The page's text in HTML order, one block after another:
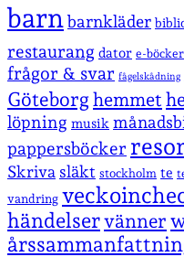
barnbarnkläder
restaurang dator e-böcker
frågor & svar fågelskådning
Göteborghemmet
löpning musik
pappersböcker
Skriva släkt stockholm te
vandring
händelservänner